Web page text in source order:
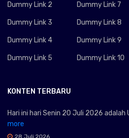
Dummy Link 2
Dummy Link 3
Dummy Link 4
Dummy Link 5
Dummy Link 7
Dummy Link 8
Dummy Link 9
Dummy Link 10
KONTEN TERBARU
Hari ini hari Senin 20 Juli 2026 adalah
more